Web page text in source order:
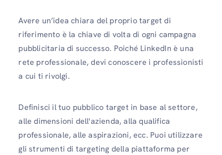
Avere un’idea chiara del proprio target di
riferimento è la chiave di volta di ogni campagna
pubblicitaria di successo. Poiché LinkedIn è una
rete professionale, devi conoscere i professionisti
a cui ti rivolgi.
Definisci il tuo pubblico target in base al settore,
alle dimensioni dell'azienda, alla qualifica
professionale, alle aspirazioni, ecc. Puoi utilizzare
gli strumenti di targeting della piattaforma per